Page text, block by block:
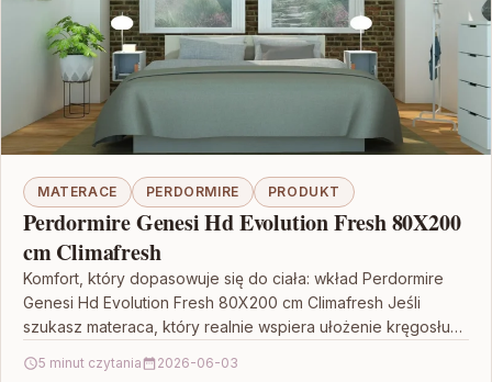
MATERACE PERDORMIRE PRODUKT
Perdormire Genesi Hd Evolution Fresh 80X200
cm Climafresh
Komfort, który dopasowuje się do ciała: wkład Perdormire
Genesi Hd Evolution Fresh 80X200 cm Climafresh Jeśli
szukasz materaca, który realnie wspiera ułożenie kręgosłupa
5 minut czytania 2026-06-03